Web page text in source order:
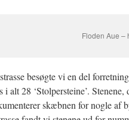
Floden Aue –
besøgte vi en del
i alt 28 ‘Stolpersteine’.
skæbnen for nogle af